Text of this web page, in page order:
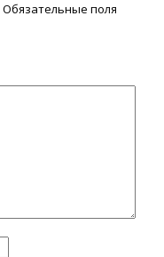
Обязательные поля